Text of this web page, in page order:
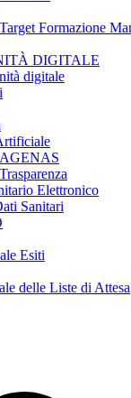
Formazione
DIGITALE
digitale
Elettronico
Sanitari
Esiti
delle Liste di Attesa